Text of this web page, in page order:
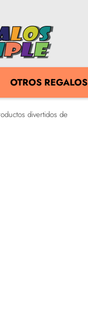
OTROS REGALOS
divertidos de